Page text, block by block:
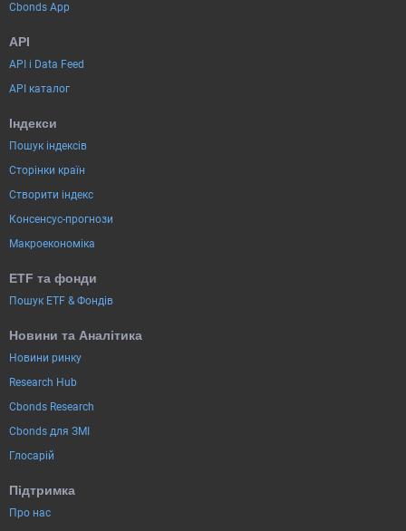
Cbonds App
API
API і Data Feed
API каталог
Індекси
Пошук індексів
Сторінки країн
Створити індекс
Консенсус-прогнози
Макроекономіка
ETF та фонди
Пошук ETF & Фондів
Новини та Аналітика
Новини ринку
Research Hub
Cbonds Research
Cbonds для ЗМІ
Глосарій
Підтримка
Про нас